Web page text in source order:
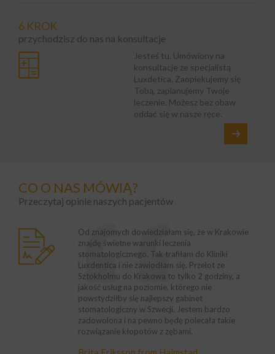
6 KROK
przychodzisz do nas na konsultacje
Jesteś tu. Umówiony na
konsultacje ze specjalistą
Luxdetica. Zaopiekujemy się
Tobą, zaplanujemy Twoje
leczenie. Możesz bez obaw
oddać się w nasze ręce.
CO O NAS MÓWIĄ?
Przeczytaj opinie naszych pacjentów
Od znajomych dowiedziałam się, że w Krakowie
znajdę świetne warunki leczenia
stomatologicznego. Tak trafiłam do Kliniki
Luxdentica i nie zawiodłam się. Przelot ze
Sztokholmu do Krakowa to tylko 2 godziny, a
jakość usług na poziomie, którego nie
powstydziłby się najlepszy gabinet
stomatologiczny w Szwecji. Jestem bardzo
zadowolona i na pewno będę polecała takie
rozwiązanie kłopotów z zębami.
o oszczędności
jest tańsze.
postanowiłem
w
w Wielkiej
trzeba
niemal
Dlatego